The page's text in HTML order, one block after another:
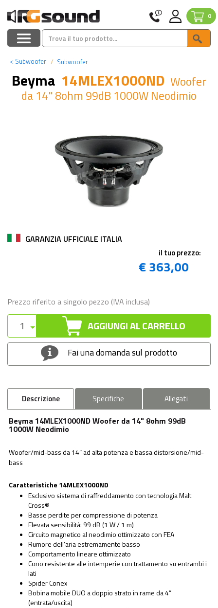
0
< Subwoofer Subwoofer
Beyma 14MLEX1000ND Woofer
da 14" 8ohm 99dB 1000W Neodimio
GARANZIA UFFICIALE ITALIA
il tuo prezzo:
€ 363,00
Prezzo riferito a singolo pezzo (IVA inclusa)
AGGIUNGI AL CARRELLO
Fai una domanda sul prodotto
Descrizione Specifiche Allegati
Beyma 14MLEX1000ND Woofer da 14" 8ohm 99dB
1000W Neodimio
Woofer/mid-bass da 14” ad alta potenza e bassa distorsione/mid-
bass
Caratteristiche 14MLEX1000ND
Esclusivo sistema di raffreddamento con tecnologia Malt
Cross®
Basse perdite per compressione di potenza
Elevata sensibilità: 99 dB (1 W / 1 m)
Circuito magnetico al neodimio ottimizzato con FEA
Rumore dell’aria estremamente basso
Comportamento lineare ottimizzato
Cono resistente alle intemperie con trattamento su entrambi i
lati
Spider Conex
Bobina mobile DUO a doppio strato in rame da 4”
(entrata/uscita)